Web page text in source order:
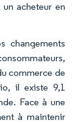
acheteur en
changements
commerce de
il existe 9,1
Face à une
à maintenir